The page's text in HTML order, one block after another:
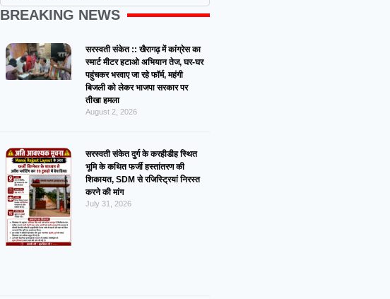
BREAKING NEWS
सरस्वती संकेत :: खैरागढ़ में कांग्रेस का
स्मार्ट मीटर हटाओ अभियान तेज, घर-घर
पहुंचकर भरवाए जा रहे फॉर्म, महंगी
बिजली को लेकर भाजपा सरकार पर
तीखा हमला
August 2, 2026
सरस्वती संकेत दुर्ग के करहीडीह स्थित
भूमि के कथित फर्जी हस्तांतरण की
शिकायत, SDM से रजिस्ट्रियां निरस्त
करने की मांग
July 31, 2026